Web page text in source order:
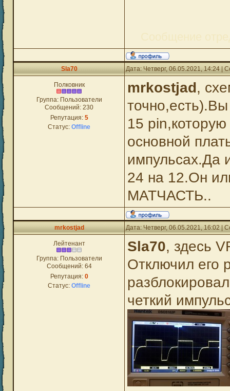
Sla70 Дата: Четверг, 06.05.2021, 14:24 |
Полковник
Группа: Пользователи
Сообщений: 230
Репутация: 5
Статус: Offline
mrkostjad,
15
основной
импульсах.Да
24 на 12.Он
МАТЧАСТЬ..
mrkostjad Дата: Четверг, 06.05.2021, 16:02 |
Лейтенант
Группа: Пользователи
Сообщений: 64
Репутация: 0
Статус: Offline
Sla70, здесь
Отключил его
четкий